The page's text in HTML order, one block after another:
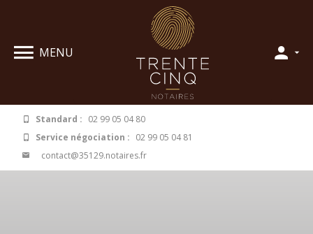
MENU
Standard : 02 99 05 04 80
Service négociation : 02 99 05 04 81
contact@35129.notaires.fr
Panneau de gestion des cookies